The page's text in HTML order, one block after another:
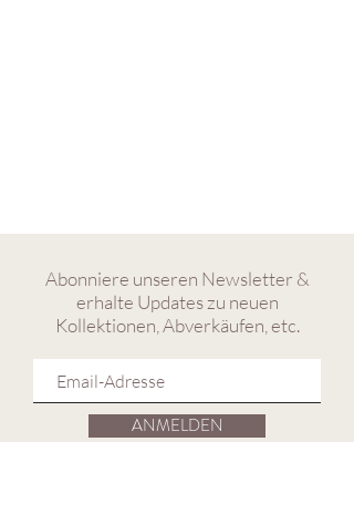
Abonniere unseren Newsletter &
erhalte Updates zu neuen
Kollektionen, Abverkäufen, etc.
ANMELDEN